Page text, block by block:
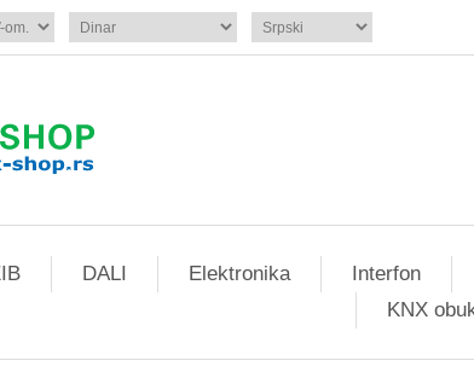
DALI Elektronika Interfon
KNX